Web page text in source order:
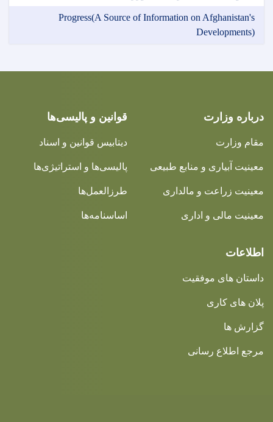
Progress(A Source of Information on Afghanistan's
Developments)
درباره وزارت
مقام وزارت
معینیت آبیاری و منابع طبیعی
معینیت زراعت و مالداری
معینیت مالی و اداری
قوانین و پالیسی‌ها
دیتابیس قوانین و اسناد
پالیسی‌ها و استراتیژی‌ها
طرزالعمل‌ها
اساسنامه‌ها
اطلاعات
داستان های موفقیت
پلان های کاری
گزارش ها
مرجع اطلاع رسانی